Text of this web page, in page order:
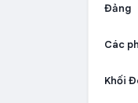
Đảng
Các
Khối